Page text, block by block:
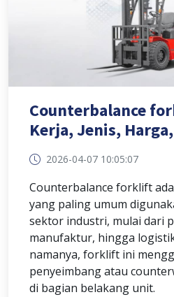
Counterbalance
Kerja, Jenis,
2026-04-07 10:05:07
Counterbalance forklift
yang paling umum
sektor industri, mulai dari
manufaktur, hingga
namanya, forklift ini
penyeimbang atau
di bagian belakang unit.